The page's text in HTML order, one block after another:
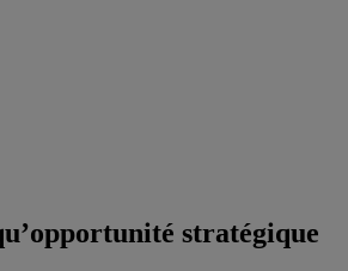
stratégique